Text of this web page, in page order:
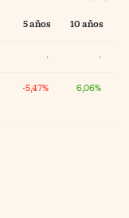
5 años 10 años
· ·
-5,47% 6,06%